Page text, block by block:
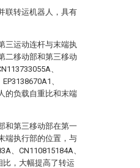
联转运机器人，具有
三运动连杆与末端执
二移动部和第三移动
、
、
的负载自重比和末端
和第三移动部在第一
端执行部的位置，与
、CN110815184A、
比，大幅提高了转运